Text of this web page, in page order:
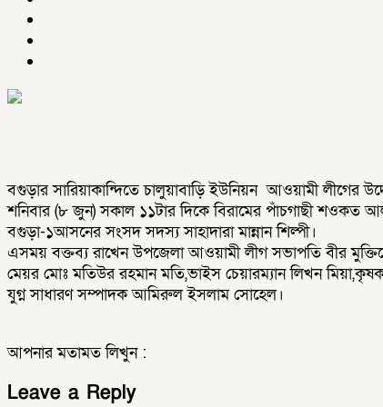
বগুড়ার সারিয়াকান্দিতে চালুয়াবাড়ি ইউনিয়ন আওয়ামী লীগের
শনিবার (৮ জুন) সকাল ১১টার দিকে বিরামের পাঁচগাছী শওকত
বগুড়া-১আসনের সংসদ সদস্য সাহাদারা মান্নান শিল্পী।
এসময় বক্তব্য রাখেন উপজেলা আওয়ামী লীগ সভাপতি বীর
মেয়র মোঃ মতিউর রহমান মতি,ভাইস চেয়ারম্যান লিখন
যুগ্ন সাধারণ সম্পাদক আমিরুল ইসলাম সোহেল।
আপনার মতামত লিখুন :
Leave a Reply